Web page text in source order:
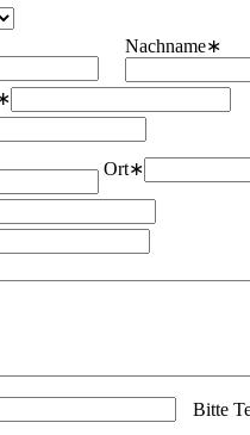
Nachname∗
Ort∗
Bitte